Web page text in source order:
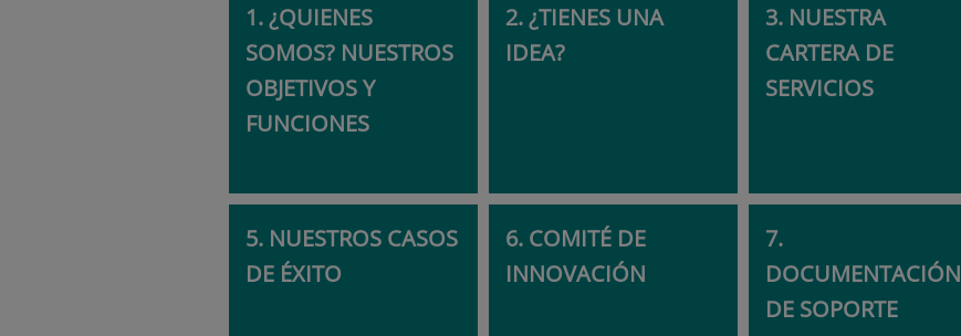
1. ¿QUIENES
SOMOS? NUESTROS
OBJETIVOS Y
FUNCIONES
2. ¿TIENES UNA
IDEA?
3. NUESTRA
CARTERA DE
SERVICIOS
5. NUESTROS CASOS
DE ÉXITO
6. COMITÉ DE
INNOVACIÓN
7.
DOCUMENTACIÓN
DE SOPORTE